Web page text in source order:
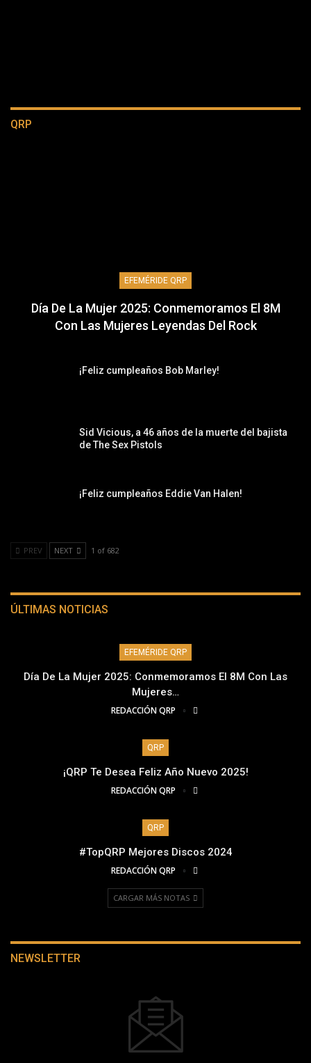
QRP
EFEMÉRIDE QRP
Día De La Mujer 2025: Conmemoramos El 8M
Con Las Mujeres Leyendas Del Rock
¡Feliz cumpleaños Bob Marley!
Sid Vicious, a 46 años de la muerte del bajista
de The Sex Pistols
¡Feliz cumpleaños Eddie Van Halen!
PREV NEXT 1 of 682
ÚLTIMAS NOTICIAS
EFEMÉRIDE QRP
Día De La Mujer 2025: Conmemoramos El 8M Con Las
Mujeres…
REDACCIÓN QRP
QRP
¡QRP Te Desea Feliz Año Nuevo 2025!
REDACCIÓN QRP
QRP
#TopQRP Mejores Discos 2024
REDACCIÓN QRP
CARGAR MÁS NOTAS
NEWSLETTER